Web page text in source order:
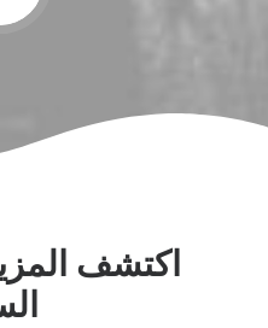
اكتشف